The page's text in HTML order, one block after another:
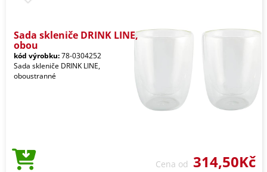
Sada skleniče DRINK LINE,
obou
kód výrobku:78-0304252
Sada skleniče DRINK LINE,
oboustranné
Cena od 314,50Kč